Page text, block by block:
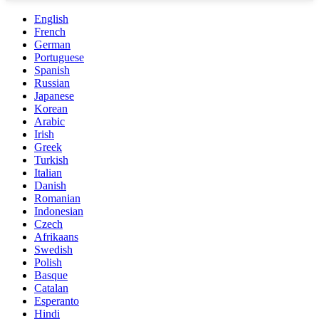
English
French
German
Portuguese
Spanish
Russian
Japanese
Korean
Arabic
Irish
Greek
Turkish
Italian
Danish
Romanian
Indonesian
Czech
Afrikaans
Swedish
Polish
Basque
Catalan
Esperanto
Hindi